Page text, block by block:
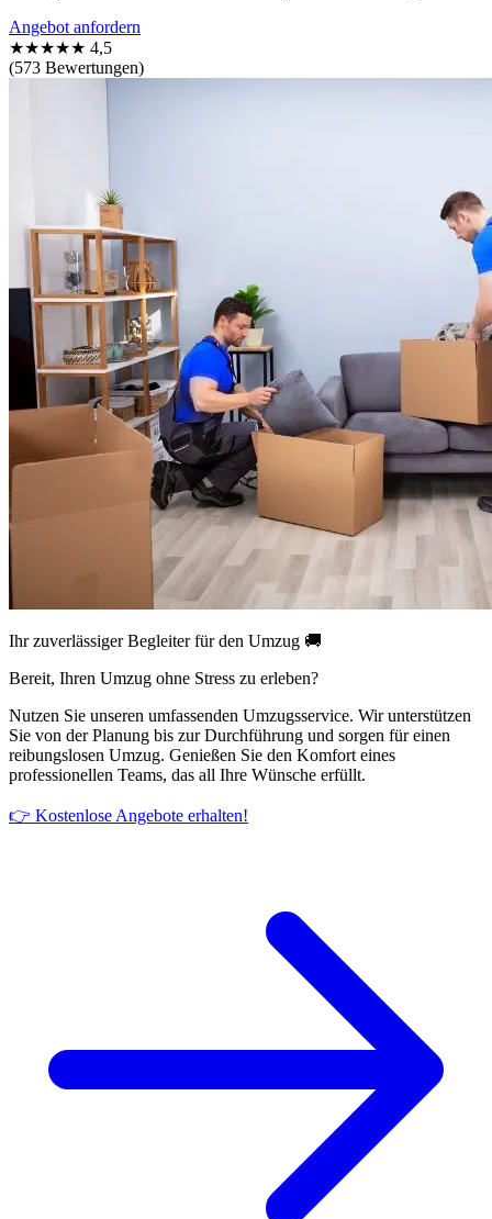
Angebot anfordern
★★★★★ 4,5
(573 Bewertungen)
Ihr zuverlässiger Begleiter für den Umzug 🚚
Bereit, Ihren Umzug ohne Stress zu erleben?
Nutzen Sie unseren umfassenden Umzugsservice. Wir unterstützen
Sie von der Planung bis zur Durchführung und sorgen für einen
reibungslosen Umzug. Genießen Sie den Komfort eines
professionellen Teams, das all Ihre Wünsche erfüllt.
👉 Kostenlose Angebote erhalten!